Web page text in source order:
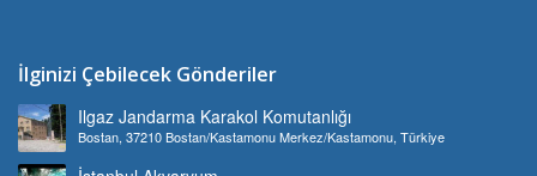
İlginizi Çebilecek Gönderiler
Ilgaz Jandarma Karakol Komutanlığı
Bostan, 37210 Bostan/Kastamonu Merkez/Kastamonu, Türkiye